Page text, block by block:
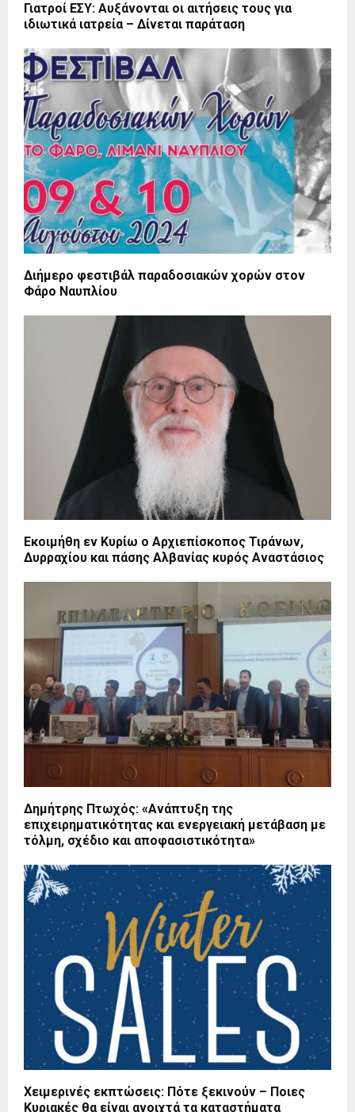
Γιατροί ΕΣΥ: Αυξάνονται οι αιτήσεις τους για
ιδιωτικά ιατρεία – Δίνεται παράταση
Διήμερο φεστιβάλ παραδοσιακών χορών στον
Φάρο Ναυπλίου
Εκοιμήθη εν Κυρίω ο Αρχιεπίσκοπος Τιράνων,
Δυρραχίου και πάσης Αλβανίας κυρός Αναστάσιος
Δημήτρης Πτωχός: «Ανάπτυξη της
επιχειρηματικότητας και ενεργειακή μετάβαση με
τόλμη, σχέδιο και αποφασιστικότητα»
Χειμερινές εκπτώσεις: Πότε ξεκινούν – Ποιες
Κυριακές θα είναι ανοιχτά τα καταστήματα